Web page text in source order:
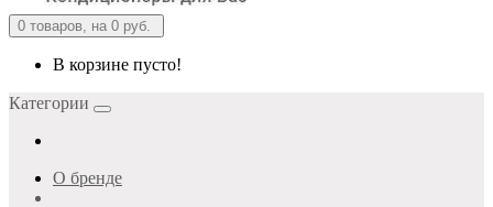
0 товаров, на 0 руб.
В корзине пусто!
Категории
О бренде